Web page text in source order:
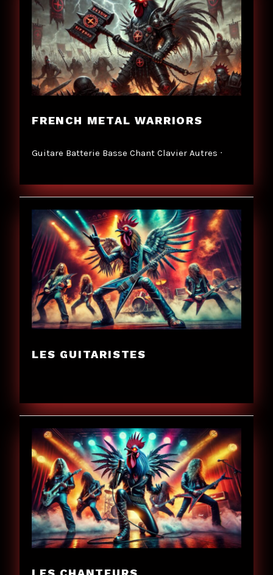
FRENCH METAL WARRIORS
Guitare Batterie Basse Chant Clavier Autres ᐧ
LES GUITARISTES